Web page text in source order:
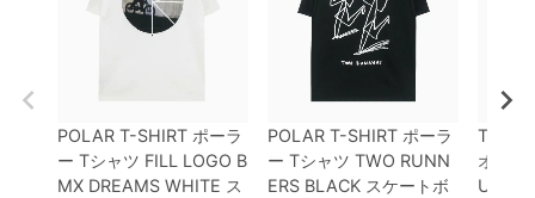
POLAR T-SHIRT ポーラ
ー Tシャツ FILL LOGO B
MX DREAMS WHITE ス
POLAR T-SHIRT ポーラ
ー Tシャツ TWO RUNN
ERS BLACK スケートボ
オリー
UTIN